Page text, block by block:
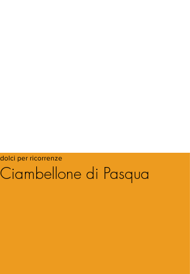
Ciambellone di Pasqua
dolci per ricorrenze